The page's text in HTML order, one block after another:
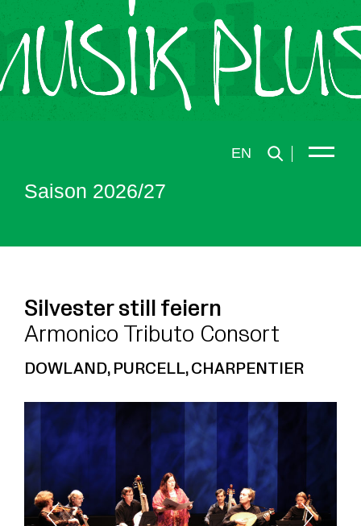
Saison 2026/27
EN
Silvester still feiern
Armonico Tributo Consort
DOWLAND, PURCELL, CHARPENTIER